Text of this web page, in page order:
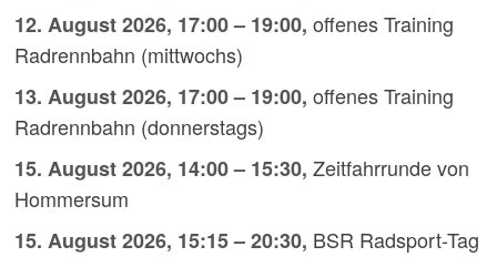
12. August 2026, 17:00– 19:00, offenes Training
Radrennbahn (mittwochs)
13. August 2026, 17:00– 19:00, offenes Training
Radrennbahn (donnerstags)
15. August 2026, 14:00– 15:30, Zeitfahrrunde von
Hommersum
15. August 2026, 15:15– 20:30, BSR Radsport-Tag